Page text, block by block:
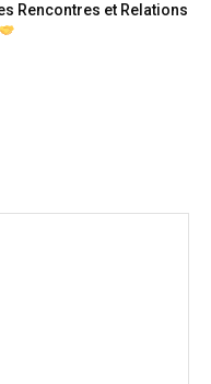
Rencontres et Relations